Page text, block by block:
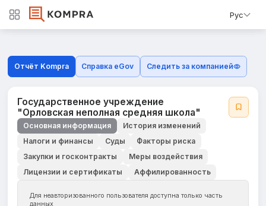
Рус
Отчёт Kompra Справка eGov Следить за компанией
Государственное учреждение
"Орловская неполная средняя школа"
Основная информация
История изменений
Налоги и финансы
Суды
Факторы риска
Закупки и госконтракты
Меры воздействия
Лицензии и сертификаты
Аффилированность
Для неавторизованного пользователя доступна только часть
данных